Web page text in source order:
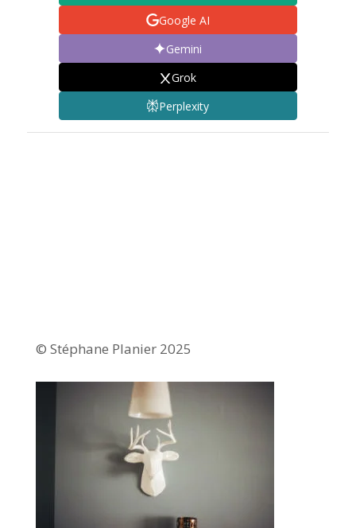
Google AI
Gemini
Grok
Perplexity
© Stéphane Planier 2025